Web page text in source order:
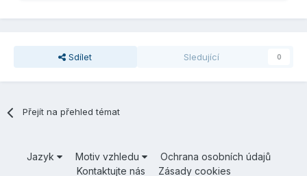
Sdílet Sledující 0
Přejít na přehled témat
Jazyk Motiv vzhledu
Ochrana osobních údajů
Kontaktujte nás
Zásady cookies